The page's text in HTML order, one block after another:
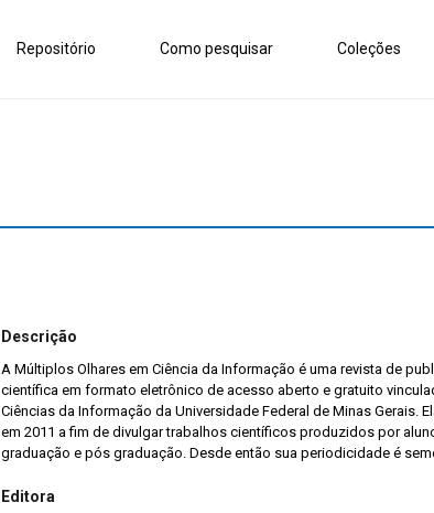
Repositório Como pesquisar Coleções
Descrição
A Múltiplos Olhares em Ciência da Informação é uma revista de
científica em formato eletrônico de acesso aberto e gratuito
Ciências da Informação da Universidade Federal de Minas Gerais.
em 2011 a fim de divulgar trabalhos científicos produzidos por
graduação e pós graduação. Desde então sua periodicidade é
Editora